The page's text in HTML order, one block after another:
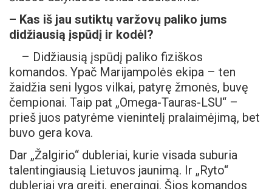
– Kas iš jau sutiktų varžovų paliko jums
didžiausią įspūdį ir kodėl?
– Didžiausią įspūdį paliko fiziškos
komandos. Ypač Marijampolės ekipa – ten
žaidžia seni lygos vilkai, patyrę žmonės, buvę
čempionai. Taip pat „Omega-Tauras-LSU“ –
prieš juos patyrėme vienintelį pralaimėjimą, bet
buvo gera kova.
Dar „Žalgirio“ dubleriai, kurie visada suburia
talentingiausią Lietuvos jaunimą. Ir „Ryto“
dubleriai yra greiti, energingi. Šios komandos